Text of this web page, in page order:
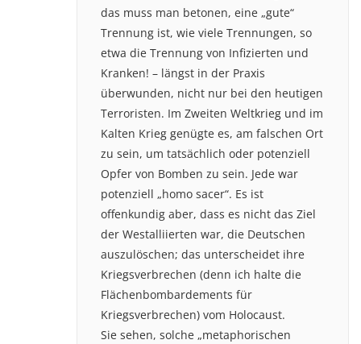
das muss man betonen, eine „gute“
Trennung ist, wie viele Trennungen, so
etwa die Trennung von Infizierten und
Kranken! – längst in der Praxis
überwunden, nicht nur bei den heutigen
Terroristen. Im Zweiten Weltkrieg und im
Kalten Krieg genügte es, am falschen Ort
zu sein, um tatsächlich oder potenziell
Opfer von Bomben zu sein. Jede war
potenziell „homo sacer“. Es ist
offenkundig aber, dass es nicht das Ziel
der Westalliierten war, die Deutschen
auszulöschen; das unterscheidet ihre
Kriegsverbrechen (denn ich halte die
Flächenbombardements für
Kriegsverbrechen) vom Holocaust.
Sie sehen, solche „metaphorischen